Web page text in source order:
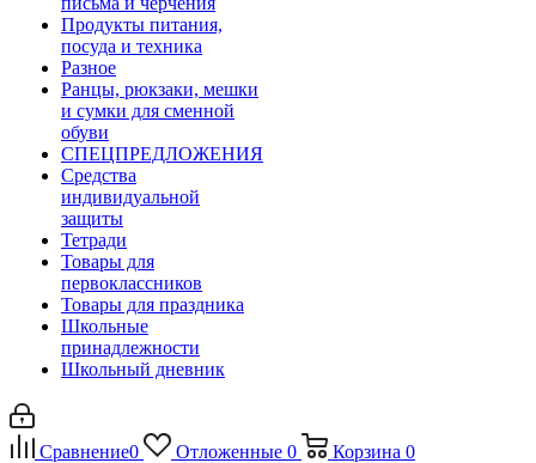
Продукты питания,
посуда и техника
Разное
Ранцы, рюкзаки, мешки
и сумки для сменной
обуви
СПЕЦПРЕДЛОЖЕНИЯ
Средства
индивидуальной
защиты
Тетради
Товары для
первоклассников
Товары для праздника
Школьные
принадлежности
Школьный дневник
Сравнение0 Отложенные 0 Корзина 0